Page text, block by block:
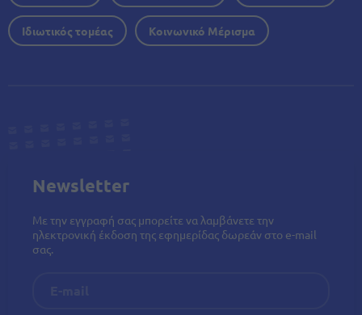
Ιδιωτικός τομέας Κοινωνικό Μέρισμα
Newsletter
Με την εγγραφή σας μπορείτε να λαμβάνετε την
ηλεκτρονική έκδοση της εφημερίδας δωρεάν στο e-mail
σας.